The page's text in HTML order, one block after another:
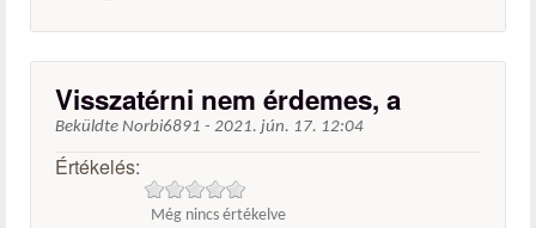
Visszatérni nem érdemes, a
Beküldte Norbi6891 - 2021. jún. 17. 12:04
Értékelés:
Még nincs értékelve